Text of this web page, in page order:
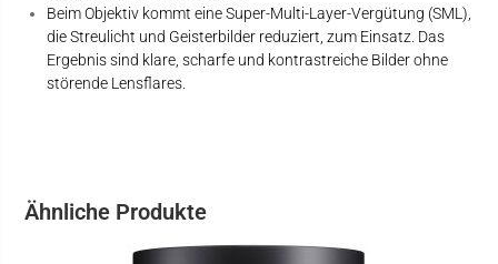
Beim Objektiv kommt eine Super-Multi-Layer-Vergütung (SML),
die Streulicht und Geisterbilder reduziert, zum Einsatz. Das
Ergebnis sind klare, scharfe und kontrastreiche Bilder ohne
störende Lensflares.
Ähnliche Produkte